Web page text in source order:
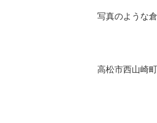
写真のような
高松市西山崎